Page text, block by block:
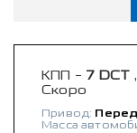
КПП - 7 DCT
Скоро
Привод:
Масса